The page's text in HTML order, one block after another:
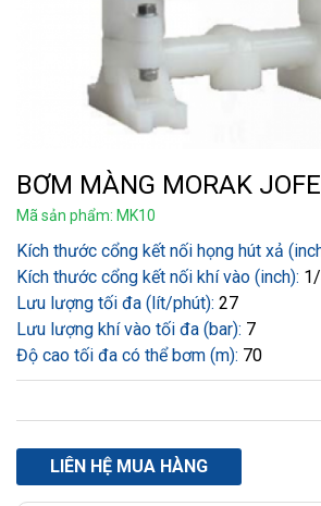
BƠM MÀNG MORAK
Mã sản phẩm: MK10
Kích thước cổng kết nối họng hút xả
Kích thước cổng kết nối khí vào (inch):
Lưu lượng tối đa (lít/phút): 27
Lưu lượng khí vào tối đa (bar): 7
Độ cao tối đa có thể bơm (m): 70
LIÊN HỆ MUA HÀNG